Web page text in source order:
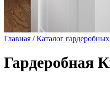
Главная /Каталог гардеробных
Гардеробная